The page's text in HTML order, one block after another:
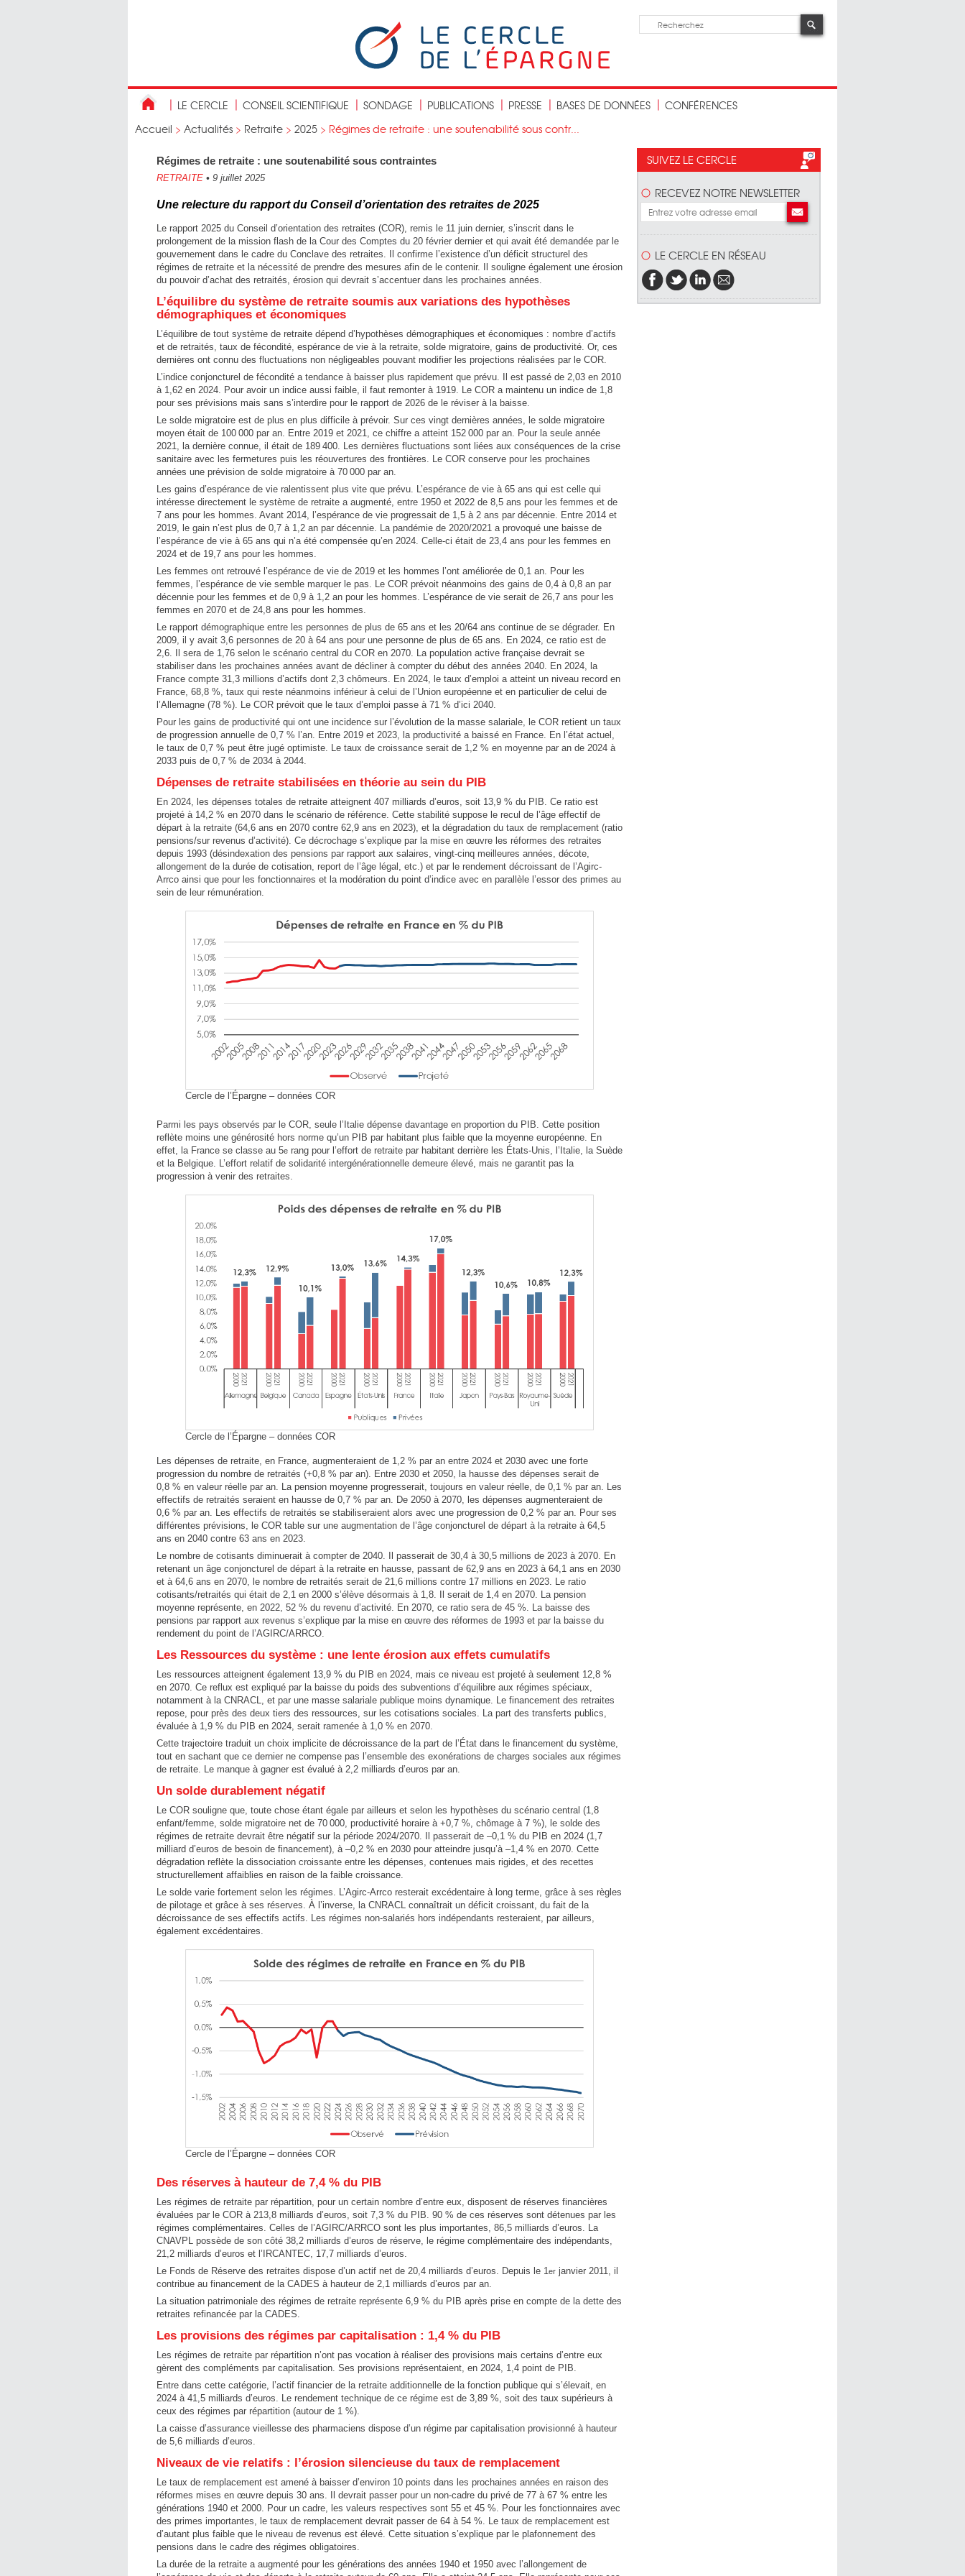
LE CERCLE CONSEIL SCIENTIFIQUE SONDAGE PUBLICATIONS PRESSE BASES DE DONNÉES
CONFÉRENCES
Accueil > Actualités > Retraite > 2025 > Régimes de retraite : une soutenabilité sous contr...
Régimes de retraite : une soutenabilité sous contraintes
RETRAITE • 9 juillet 2025
Une relecture du rapport du Conseil d’orientation des retraites de 2025
Le rapport 2025 du Conseil d’orientation des retraites (COR), remis le 11 juin dernier, s’inscrit dans le
prolongement de la mission flash de la Cour des Comptes du 20 février dernier et qui avait été demandée par le
gouvernement dans le cadre du Conclave des retraites. Il confirme l’existence d’un déficit structurel des
régimes de retraite et la nécessité de prendre des mesures afin de le contenir. Il souligne également une érosion
du pouvoir d’achat des retraités, érosion qui devrait s’accentuer dans les prochaines années.
L’équilibre du système de retraite soumis aux variations des hypothèses
démographiques et économiques
L’équilibre de tout système de retraite dépend d’hypothèses démographiques et économiques : nombre d’actifs
et de retraités, taux de fécondité, espérance de vie à la retraite, solde migratoire, gains de productivité. Or, ces
dernières ont connu des fluctuations non négligeables pouvant modifier les projections réalisées par le COR.
L’indice conjoncturel de fécondité a tendance à baisser plus rapidement que prévu. Il est passé de 2,03 en 2010
à 1,62 en 2024. Pour avoir un indice aussi faible, il faut remonter à 1919. Le COR a maintenu un indice de 1,8
pour ses prévisions mais sans s’interdire pour le rapport de 2026 de le réviser à la baisse.
Le solde migratoire est de plus en plus difficile à prévoir. Sur ces vingt dernières années, le solde migratoire
moyen était de 100 000 par an. Entre 2019 et 2021, ce chiffre a atteint 152 000 par an. Pour la seule année
2021, la dernière connue, il était de 189 400. Les dernières fluctuations sont liées aux conséquences de la crise
sanitaire avec les fermetures puis les réouvertures des frontières. Le COR conserve pour les prochaines
années une prévision de solde migratoire à 70 000 par an.
Les gains d’espérance de vie ralentissent plus vite que prévu. L’espérance de vie à 65 ans qui est celle qui
intéresse directement le système de retraite a augmenté, entre 1950 et 2022 de 8,5 ans pour les femmes et de
7 ans pour les hommes. Avant 2014, l’espérance de vie progressait de 1,5 à 2 ans par décennie. Entre 2014 et
2019, le gain n’est plus de 0,7 à 1,2 an par décennie. La pandémie de 2020/2021 a provoqué une baisse de
l’espérance de vie à 65 ans qui n’a été compensée qu’en 2024. Celle-ci était de 23,4 ans pour les femmes en
2024 et de 19,7 ans pour les hommes.
Les femmes ont retrouvé l’espérance de vie de 2019 et les hommes l’ont améliorée de 0,1 an. Pour les
femmes, l’espérance de vie semble marquer le pas. Le COR prévoit néanmoins des gains de 0,4 à 0,8 an par
décennie pour les femmes et de 0,9 à 1,2 an pour les hommes. L’espérance de vie serait de 26,7 ans pour les
femmes en 2070 et de 24,8 ans pour les hommes.
Le rapport démographique entre les personnes de plus de 65 ans et les 20/64 ans continue de se dégrader. En
2009, il y avait 3,6 personnes de 20 à 64 ans pour une personne de plus de 65 ans. En 2024, ce ratio est de
2,6. Il sera de 1,76 selon le scénario central du COR en 2070. La population active française devrait se
stabiliser dans les prochaines années avant de décliner à compter du début des années 2040. En 2024, la
France compte 31,3 millions d’actifs dont 2,3 chômeurs. En 2024, le taux d’emploi a atteint un niveau record en
France, 68,8 %, taux qui reste néanmoins inférieur à celui de l’Union européenne et en particulier de celui de
l’Allemagne (78 %). Le COR prévoit que le taux d’emploi passe à 71 % d’ici 2040.
Pour les gains de productivité qui ont une incidence sur l’évolution de la masse salariale, le COR retient un taux
de progression annuelle de 0,7 % l’an. Entre 2019 et 2023, la productivité a baissé en France. En l’état actuel,
le taux de 0,7 % peut être jugé optimiste. Le taux de croissance serait de 1,2 % en moyenne par an de 2024 à
2033 puis de 0,7 % de 2034 à 2044.
Dépenses de retraite stabilisées en théorie au sein du PIB
En 2024, les dépenses totales de retraite atteignent 407 milliards d’euros, soit 13,9 % du PIB. Ce ratio est
projeté à 14,2 % en 2070 dans le scénario de référence. Cette stabilité suppose le recul de l’âge effectif de
départ à la retraite (64,6 ans en 2070 contre 62,9 ans en 2023), et la dégradation du taux de remplacement (ratio
pensions/sur revenus d’activité). Ce décrochage s’explique par la mise en œuvre les réformes des retraites
depuis 1993 (désindexation des pensions par rapport aux salaires, vingt-cinq meilleures années, décote,
allongement de la durée de cotisation, report de l’âge légal, etc.) et par le rendement décroissant de l’Agirc-
Arrco ainsi que pour les fonctionnaires et la modération du point d’indice avec en parallèle l’essor des primes au
sein de leur rémunération.
Cercle de l’Épargne – données COR
Parmi les pays observés par le COR, seule l’Italie dépense davantage en proportion du PIB. Cette position
reflète moins une générosité hors norme qu’un PIB par habitant plus faible que la moyenne européenne. En
effet, la France se classe au 5e rang pour l’effort de retraite par habitant derrière les États-Unis, l’Italie, la Suède
et la Belgique. L’effort relatif de solidarité intergénérationnelle demeure élevé, mais ne garantit pas la
progression à venir des retraites.
Cercle de l’Épargne – données COR
Les dépenses de retraite, en France, augmenteraient de 1,2 % par an entre 2024 et 2030 avec une forte
progression du nombre de retraités (+0,8 % par an). Entre 2030 et 2050, la hausse des dépenses serait de
0,8 % en valeur réelle par an. La pension moyenne progresserait, toujours en valeur réelle, de 0,1 % par an. Les
effectifs de retraités seraient en hausse de 0,7 % par an. De 2050 à 2070, les dépenses augmenteraient de
0,6 % par an. Les effectifs de retraités se stabiliseraient alors avec une progression de 0,2 % par an. Pour ses
différentes prévisions, le COR table sur une augmentation de l’âge conjoncturel de départ à la retraite à 64,5
ans en 2040 contre 63 ans en 2023.
Le nombre de cotisants diminuerait à compter de 2040. Il passerait de 30,4 à 30,5 millions de 2023 à 2070. En
retenant un âge conjoncturel de départ à la retraite en hausse, passant de 62,9 ans en 2023 à 64,1 ans en 2030
et à 64,6 ans en 2070, le nombre de retraités serait de 21,6 millions contre 17 millions en 2023. Le ratio
cotisants/retraités qui était de 2,1 en 2000 s’élève désormais à 1,8. Il serait de 1,4 en 2070. La pension
moyenne représente, en 2022, 52 % du revenu d’activité. En 2070, ce ratio sera de 45 %. La baisse des
pensions par rapport aux revenus s’explique par la mise en œuvre des réformes de 1993 et par la baisse du
rendement du point de l’AGIRC/ARRCO.
Les Ressources du système : une lente érosion aux effets cumulatifs
Les ressources atteignent également 13,9 % du PIB en 2024, mais ce niveau est projeté à seulement 12,8 %
en 2070. Ce reflux est expliqué par la baisse du poids des subventions d’équilibre aux régimes spéciaux,
notamment à la CNRACL, et par une masse salariale publique moins dynamique. Le financement des retraites
repose, pour près des deux tiers des ressources, sur les cotisations sociales. La part des transferts publics,
évaluée à 1,9 % du PIB en 2024, serait ramenée à 1,0 % en 2070.
Cette trajectoire traduit un choix implicite de décroissance de la part de l’État dans le financement du système,
tout en sachant que ce dernier ne compense pas l’ensemble des exonérations de charges sociales aux régimes
de retraite. Le manque à gagner est évalué à 2,2 milliards d’euros par an.
Un solde durablement négatif
Le COR souligne que, toute chose étant égale par ailleurs et selon les hypothèses du scénario central (1,8
enfant/femme, solde migratoire net de 70 000, productivité horaire à +0,7 %, chômage à 7 %), le solde des
régimes de retraite devrait être négatif sur la période 2024/2070. Il passerait de –0,1 % du PIB en 2024 (1,7
milliard d’euros de besoin de financement), à –0,2 % en 2030 pour atteindre jusqu’à –1,4 % en 2070. Cette
dégradation reflète la dissociation croissante entre les dépenses, contenues mais rigides, et des recettes
structurellement affaiblies en raison de la faible croissance.
Le solde varie fortement selon les régimes. L’Agirc-Arrco resterait excédentaire à long terme, grâce à ses règles
de pilotage et grâce à ses réserves. À l’inverse, la CNRACL connaîtrait un déficit croissant, du fait de la
décroissance de ses effectifs actifs. Les régimes non-salariés hors indépendants resteraient, par ailleurs,
également excédentaires.
Cercle de l’Épargne – données COR
Des réserves à hauteur de 7,4 % du PIB
Les régimes de retraite par répartition, pour un certain nombre d’entre eux, disposent de réserves financières
évaluées par le COR à 213,8 milliards d’euros, soit 7,3 % du PIB. 90 % de ces réserves sont détenues par les
régimes complémentaires. Celles de l’AGIRC/ARRCO sont les plus importantes, 86,5 milliards d’euros. La
CNAVPL possède de son côté 38,2 milliards d’euros de réserve, le régime complémentaire des indépendants,
21,2 milliards d’euros et l’IRCANTEC, 17,7 milliards d’euros.
Le Fonds de Réserve des retraites dispose d’un actif net de 20,4 milliards d’euros. Depuis le 1er janvier 2011, il
contribue au financement de la CADES à hauteur de 2,1 milliards d’euros par an.
La situation patrimoniale des régimes de retraite représente 6,9 % du PIB après prise en compte de la dette des
retraites refinancée par la CADES.
Les provisions des régimes par capitalisation : 1,4 % du PIB
Les régimes de retraite par répartition n’ont pas vocation à réaliser des provisions mais certains d’entre eux
gèrent des compléments par capitalisation. Ses provisions représentaient, en 2024, 1,4 point de PIB.
Entre dans cette catégorie, l’actif financier de la retraite additionnelle de la fonction publique qui s’élevait, en
2024 à 41,5 milliards d’euros. Le rendement technique de ce régime est de 3,89 %, soit des taux supérieurs à
ceux des régimes par répartition (autour de 1 %).
La caisse d’assurance vieillesse des pharmaciens dispose d’un régime par capitalisation provisionné à hauteur
de 5,6 milliards d’euros.
Niveaux de vie relatifs : l’érosion silencieuse du taux de remplacement
Le taux de remplacement est amené à baisser d’environ 10 points dans les prochaines années en raison des
réformes mises en œuvre depuis 30 ans. Il devrait passer pour un non-cadre du privé de 77 à 67 % entre les
générations 1940 et 2000. Pour un cadre, les valeurs respectives sont 55 et 45 %. Pour les fonctionnaires avec
des primes importantes, le taux de remplacement devrait passer de 64 à 54 %. Le taux de remplacement est
d’autant plus faible que le niveau de revenus est élevé. Cette situation s’explique par le plafonnement des
pensions dans le cadre des régimes obligatoires.
La durée de la retraite a augmenté pour les générations des années 1940 et 1950 avec l’allongement de
SUIVEZ LE CERCLE
RECEVEZ NOTRE NEWSLETTER
LE CERCLE EN RÉSEAU